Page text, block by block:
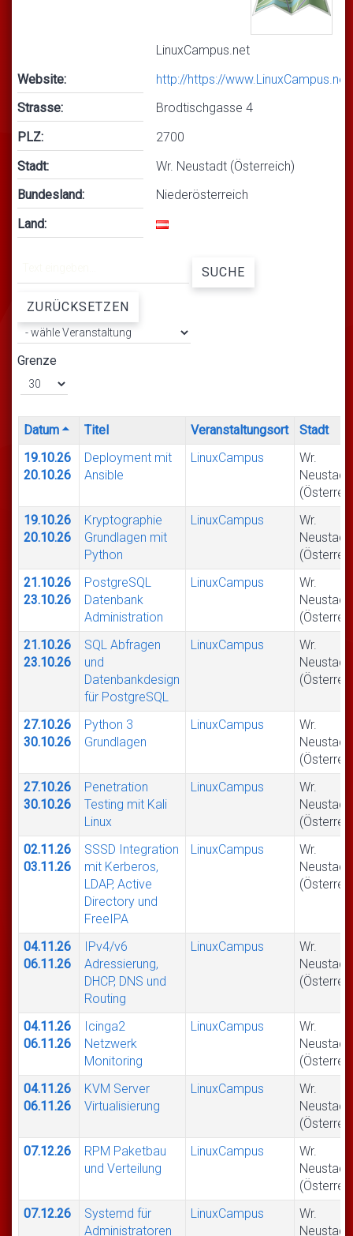
LinuxCampus.net
Website:
http://https://www.LinuxCampus.net
Strasse:
Brodtischgasse 4
PLZ:
2700
Stadt:
Wr. Neustadt (Österreich)
Bundesland:
Niederösterreich
Land:
SUCHE
ZURÜCKSETZEN
Grenze
Datum Titel Veranstaltungsort
Stadt
19.10.26
20.10.26
Deployment mit
Ansible
LinuxCampus
Wr.
Neustadt
19.10.26
20.10.26
Kryptographie
Grundlagen mit
Python
LinuxCampus
Wr.
Neustadt
21.10.26
23.10.26
PostgreSQL
Datenbank
Administration
LinuxCampus
Wr.
Neustadt
21.10.26
23.10.26
SQL Abfragen
und
Datenbankdesign
für PostgreSQL
LinuxCampus
Wr.
Neustadt
27.10.26
30.10.26
Python 3
Grundlagen
LinuxCampus
Wr.
Neustadt
27.10.26
30.10.26
Penetration
Testing mit Kali
Linux
LinuxCampus
Wr.
Neustadt
02.11.26
03.11.26
SSSD Integration
mit Kerberos,
LDAP, Active
Directory und
FreeIPA
LinuxCampus
Wr.
Neustadt
04.11.26
06.11.26
IPv4/v6
Adressierung,
DHCP, DNS und
Routing
LinuxCampus
Wr.
Neustadt
04.11.26
06.11.26
Icinga2
Netzwerk
Monitoring
LinuxCampus
Wr.
Neustadt
04.11.26
06.11.26
KVM Server
Virtualisierung
LinuxCampus
Wr.
Neustadt
07.12.26
RPM Paketbau
und Verteilung
LinuxCampus
Wr.
Neustadt
07.12.26
Systemd für
Administratoren
LinuxCampus
Wr.
Neustadt